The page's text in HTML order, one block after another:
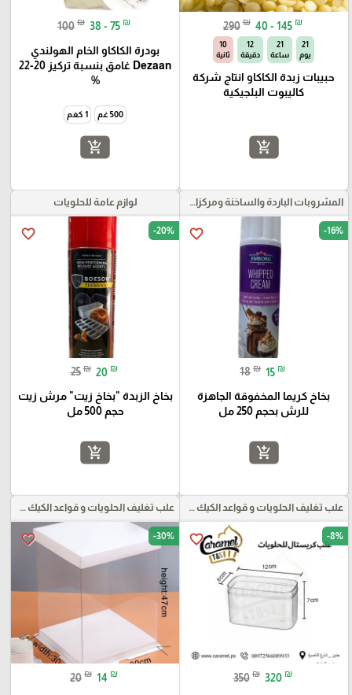
290 ₪ 40 - 145 ₪
21
يوم
21
ساعة
12
دقيقة
09
ثانية
حبيبات زبدة الكاكاو انتاج شركة
كاليبوت البلجيكية
add_shopping_cart
100 ₪ 38 - 75 ₪
بودرة الكاكاو الخام الهولندي
Dezaan غامق بنسبة تركيز 20-22
%
500 غم 1 كغم
add_shopping_cart
المشروبات الباردة والساخنة ومركزات الموهيتو
favorite_border -16%
18 ₪ 15 ₪
بخاخ كريما المخفوقة الجاهزة
للرش بحجم 250 مل
add_shopping_cart
لوازم عامة للحلويات
favorite_border -20%
25 ₪ 20 ₪
بخاخ الزبدة "بخاخ زيت" مرش زيت
حجم 500 مل
add_shopping_cart
علب تغليف الحلويات و قواعد الكيك و علب بلاستيكية بأنواعها
favorite_border -8%
350 ₪ 320 ₪
علب تغليف الحلويات و قواعد الكيك و علب بلاستيكية بأنواعها
favorite_border -30%
20 ₪ 14 ₪